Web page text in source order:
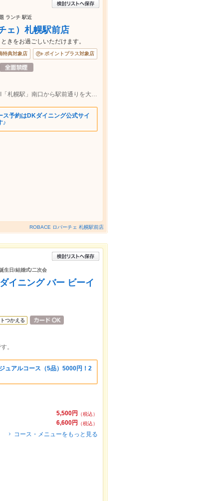
ランチ 駅近
ェ）札幌駅前店
きをお過ごしいただけます。
特典対象店 ポイントプラス対象店
南北線・東豊線「さっぽろ駅」 南口 徒歩1分/JI「札幌駅」南口から駅前通りを大通方面へ直結 徒歩4～5分
ス予約はDKダイニング公式サイ
♪
ROBACE ロバーチェ 札幌駅前店
生日/結婚式/二次会
イニング バー ビーイ
つかえる
。
ュアルコース（5品）5000円！2
5,500円
（税込）
6,600円
（税込）
コース・メニューをもっと見る